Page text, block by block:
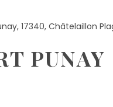
17340, Châtelaillon
PUNAY